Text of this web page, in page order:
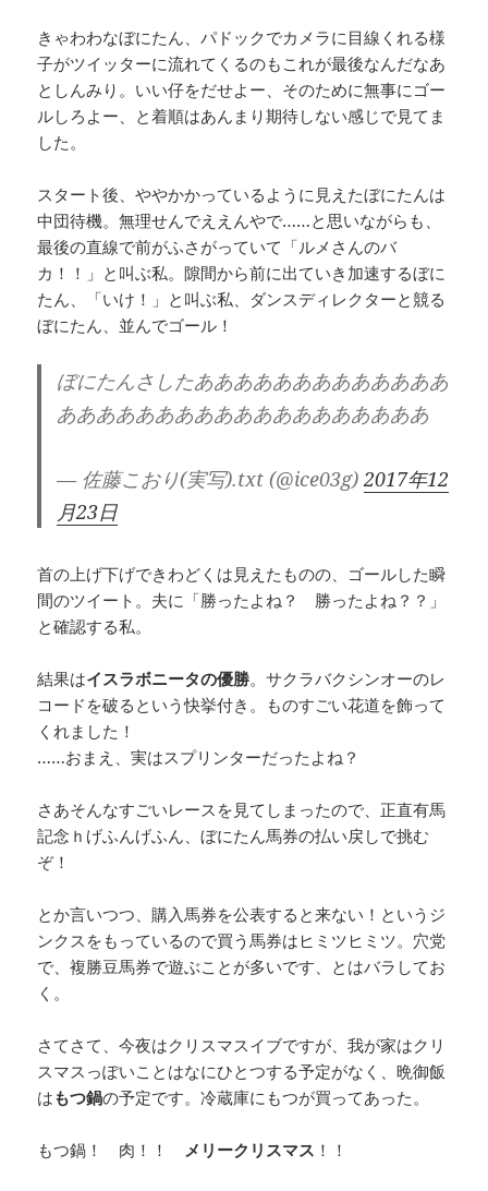
きゃわわなぼにたん、パドックでカメラに目線くれる様
子がツイッターに流れてくるのもこれが最後なんだなあ
としんみり。いい仔をだせよー、そのために無事にゴー
ルしろよー、と着順はあんまり期待しない感じで見てま
した。
スタート後、ややかかっているように見えたぼにたんは
中団待機。無理せんでええんやで……と思いながらも、
最後の直線で前がふさがっていて「ルメさんのバ
カ！！」と叫ぶ私。隙間から前に出ていき加速するぼに
たん、「いけ！」と叫ぶ私、ダンスディレクターと競る
ぼにたん、並んでゴール！
ぼにたんさしたあああああああああああああ
あああああああああああああああああああ
— 佐藤こおり(実写).txt (@ice03g)2017年12
月23日
首の上げ下げできわどくは見えたものの、ゴールした瞬
間のツイート。夫に「勝ったよね？ 勝ったよね？？」
と確認する私。
結果はイスラボニータの優勝。サクラバクシンオーのレ
コードを破るという快挙付き。ものすごい花道を飾って
くれました！
……おまえ、実はスプリンターだったよね？
さあそんなすごいレースを見てしまったので、正直有馬
記念ｈげふんげふん、ぼにたん馬券の払い戻しで挑む
ぞ！
とか言いつつ、購入馬券を公表すると来ない！というジ
ンクスをもっているので買う馬券はヒミツヒミツ。穴党
で、複勝豆馬券で遊ぶことが多いです、とはバラしてお
く。
さてさて、今夜はクリスマスイブですが、我が家はクリ
スマスっぽいことはなにひとつする予定がなく、晩御飯
はもつ鍋の予定です。冷蔵庫にもつが買ってあった。
もつ鍋！ 肉！！ メリークリスマス ！！